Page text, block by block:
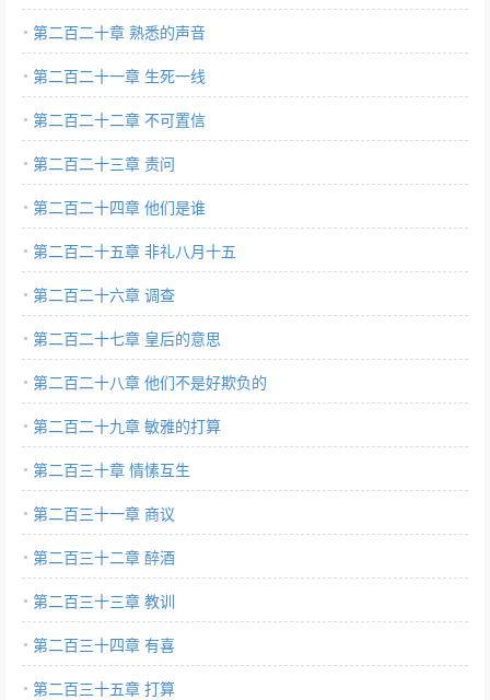
第二百二十章 熟悉的声音
第二百二十一章 生死一线
第二百二十二章 不可置信
第二百二十三章 责问
第二百二十四章 他们是谁
第二百二十五章 非礼八月十五
第二百二十六章 调查
第二百二十七章 皇后的意思
第二百二十八章 他们不是好欺负的
第二百二十九章 敏雅的打算
第二百三十章 情愫互生
第二百三十一章 商议
第二百三十二章 醉酒
第二百三十三章 教训
第二百三十四章 有喜
第二百三十五章 打算